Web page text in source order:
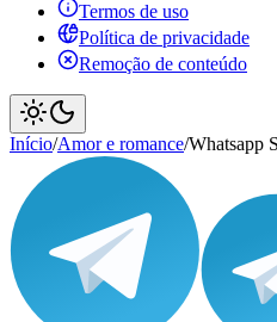
Termos de uso
Política de privacidade
Remoção de conteúdo
Início/Amor e romance/Whatsapp